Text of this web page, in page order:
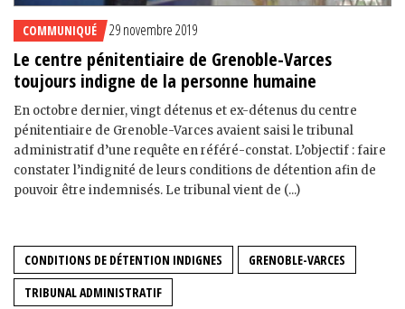
COMMUNIQUÉ 29 novembre 2019
Le centre pénitentiaire de Grenoble-Varces
toujours indigne de la personne humaine
En octobre dernier, vingt détenus et ex-détenus du centre
pénitentiaire de Grenoble-Varces avaient saisi le tribunal
administratif d’une requête en référé-constat. L’objectif : faire
constater l’indignité de leurs conditions de détention afin de
pouvoir être indemnisés. Le tribunal vient de (...)
CONDITIONS DE DÉTENTION INDIGNES
GRENOBLE-VARCES
TRIBUNAL ADMINISTRATIF